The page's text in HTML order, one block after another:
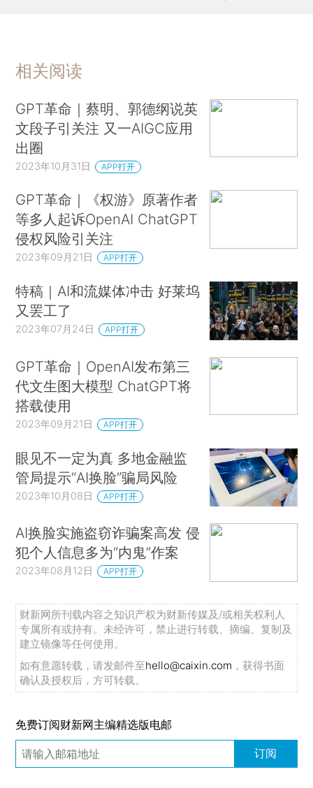
相关阅读
GPT革命｜蔡明、郭德纲说英
文段子引关注 又一AIGC应用
出圈
2023年10月31日 APP打开
GPT革命｜《权游》原著作者
等多人起诉OpenAI ChatGPT
侵权风险引关注
2023年09月21日 APP打开
特稿｜AI和流媒体冲击 好莱坞
又罢工了
2023年07月24日 APP打开
GPT革命｜OpenAI发布第三
代文生图大模型 ChatGPT将
搭载使用
2023年09月21日 APP打开
眼见不一定为真 多地金融监
管局提示“AI换脸”骗局风险
2023年10月08日 APP打开
AI换脸实施盗窃诈骗案高发 侵
犯个人信息多为“内鬼”作案
2023年08月12日 APP打开
财新网所刊载内容之知识产权为财新传媒及/或相关权利人
专属所有或持有。未经许可，禁止进行转载、摘编、复制及
建立镜像等任何使用。
如有意愿转载，请发邮件至hello@caixin.com ，获得书面
确认及授权后，方可转载。
免费订阅财新网主编精选版电邮
订阅